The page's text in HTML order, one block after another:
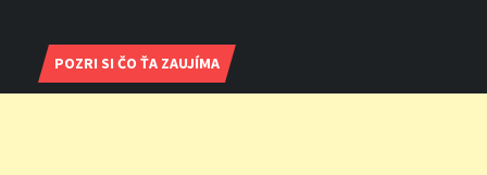
POZRI SI ČO ŤA ZAUJÍMA